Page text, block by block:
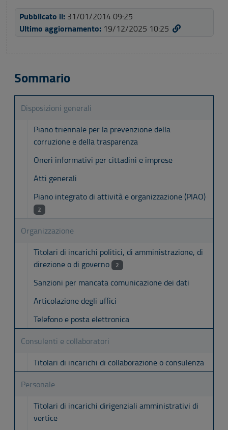
Pubblicato il: 31/01/2014 09:25
Ultimo aggiornamento: 19/12/2025 10:25
Sommario
Disposizioni generali
Piano triennale per la prevenzione della
corruzione e della trasparenza
Oneri informativi per cittadini e imprese
Atti generali
Piano integrato di attività e organizzazione (PIAO)
2
Organizzazione
Titolari di incarichi politici, di amministrazione, di
direzione o di governo
2
Sanzioni per mancata comunicazione dei dati
Articolazione degli uffici
Telefono e posta elettronica
Consulenti e collaboratori
Titolari di incarichi di collaborazione o consulenza
Personale
Titolari di incarichi dirigenziali amministrativi di
vertice